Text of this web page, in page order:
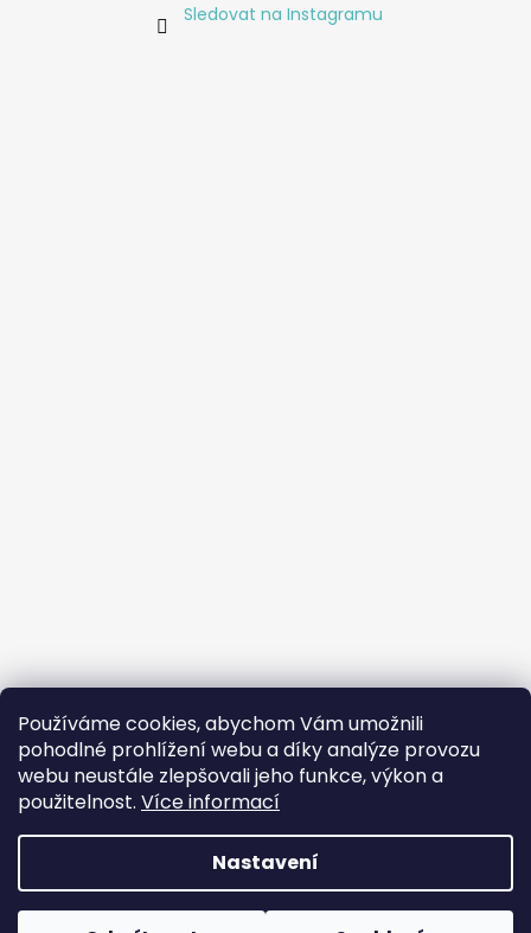
Používáme cookies, abychom Vám umožnili
pohodlné prohlížení webu a díky analýze provozu
webu neustále zlepšovali jeho funkce, výkon a
použitelnost. Více informací
Nastavení
Sledovat na Instagramu
PS: Na našem Instagramu čas od času zveřejňujeme
speciální kousky, které se na náš web vůbec
nedostanou. :)
Copyright 2026JSEM V POHO. Všechna práva vyhrazena.